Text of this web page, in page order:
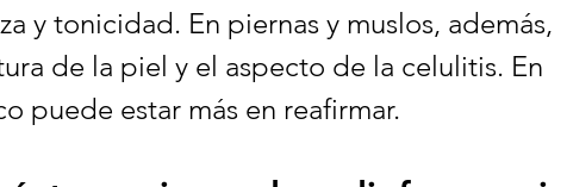
y tonicidad. En piernas y muslos, además,
de la piel y el aspecto de la celulitis. En
puede estar más en reafirmar.